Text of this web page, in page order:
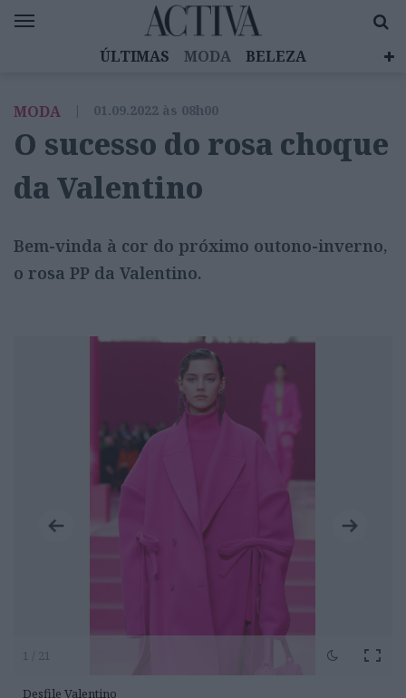
ÚLTIMAS MODA
BELEZA
EMOÇÕES
MULHERES INSPIRADORAS
DIZ QUEM SABE
ACTIVA BRAND STUDIO
MODA | 01.09.2022 às 08h00
O sucesso do rosa choque
da Valentino
Bem-vinda à cor do próximo outono-inverno,
o rosa PP da Valentino.
1 / 21
Desfile Valentino